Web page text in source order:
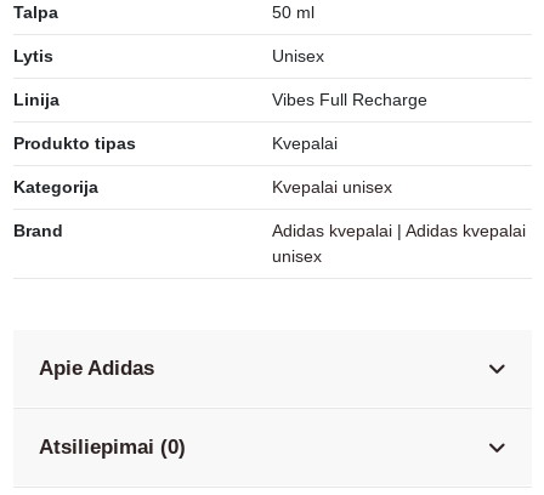
Talpa 50 ml
Lytis Unisex
Linija Vibes Full Recharge
Produkto tipas Kvepalai
Kategorija Kvepalai unisex
Brand Adidas kvepalai | Adidas kvepalai
unisex
Apie Adidas
Atsiliepimai (0)